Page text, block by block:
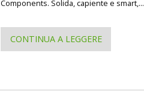
Components. Solida, capiente e smart,...
CONTINUA A LEGGERE